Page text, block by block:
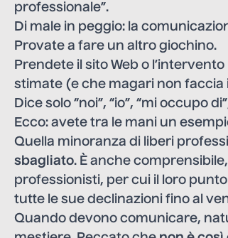
professionale”.
Di male in peggio: la
Provate a fare un altro giochino.
Prendete il sito Web o
stimate (e che magari non
Dice solo “noi”, “io”, “mi occupo
Ecco: avete tra le mani un
Quella minoranza di liberi
sbagliato. È anche
professionisti, per cui il loro
tutte le sue declinazioni fino al
Quando devono comunicare,